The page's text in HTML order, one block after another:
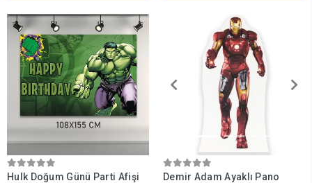
Hulk Doğum Günü Parti Afişi
Demir Adam Ayaklı Pano